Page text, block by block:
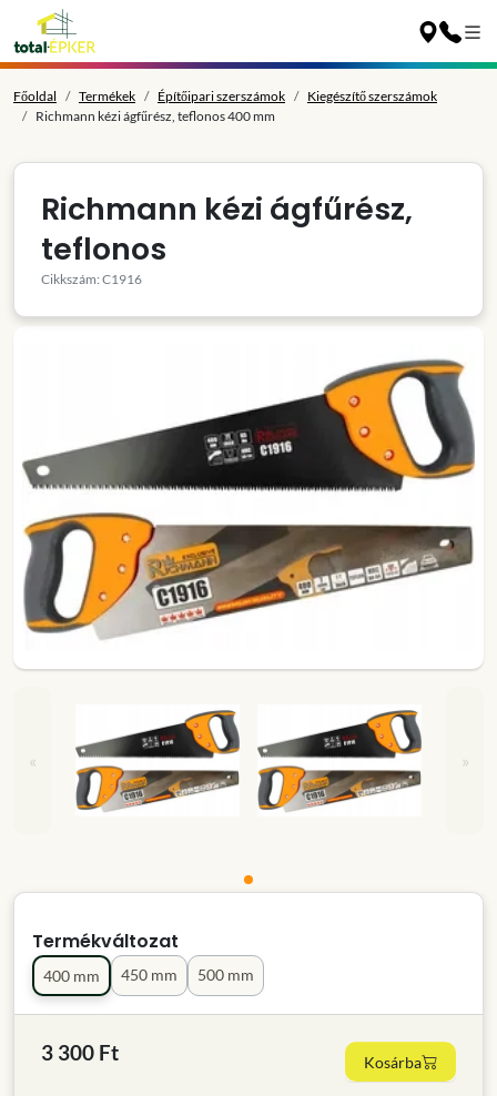
Főoldal Termékek Építőipari szerszámok
Kiegészítő szerszámok
Richmann kézi ágfűrész, teflonos 400 mm
Richmann kézi ágfűrész,
teflonos
Cikkszám: C1916
« »
Termékváltozat
400 mm 450 mm 500 mm
3 300 Ft Kosárba